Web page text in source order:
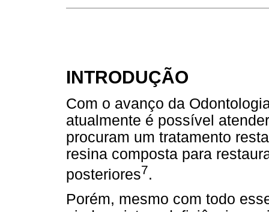
INTRODUÇÃO
Com o avanço da
atualmente é possível
procuram um tratamento
resina composta para
posteriores7.
Porém, mesmo com todo